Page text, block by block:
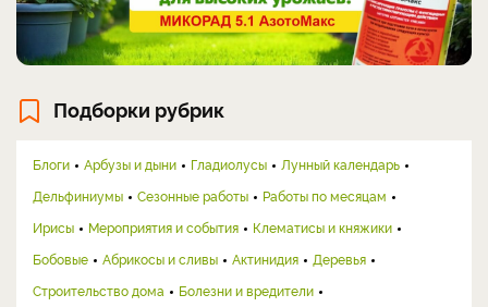
Подборки рубрик
Блоги Арбузы и дыни Гладиолусы
Лунный календарь
Дельфиниумы
Сезонные работы
Работы по месяцам
Ирисы
Мероприятия и события
Клематисы и княжики
Бобовые
Абрикосы и сливы Актинидия
Деревья
Строительство дома
Болезни и вредители